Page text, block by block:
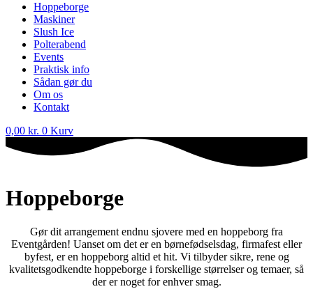
Hoppeborge
Maskiner
Slush Ice
Polterabend
Events
Praktisk info
Sådan gør du
Om os
Kontakt
0,00 kr. 0 Kurv
Hoppeborge
Gør dit arrangement endnu sjovere med en hoppeborg fra
Eventgården! Uanset om det er en børnefødselsdag, firmafest eller
byfest, er en hoppeborg altid et hit. Vi tilbyder sikre, rene og
kvalitetsgodkendte hoppeborge i forskellige størrelser og temaer, så
der er noget for enhver smag.